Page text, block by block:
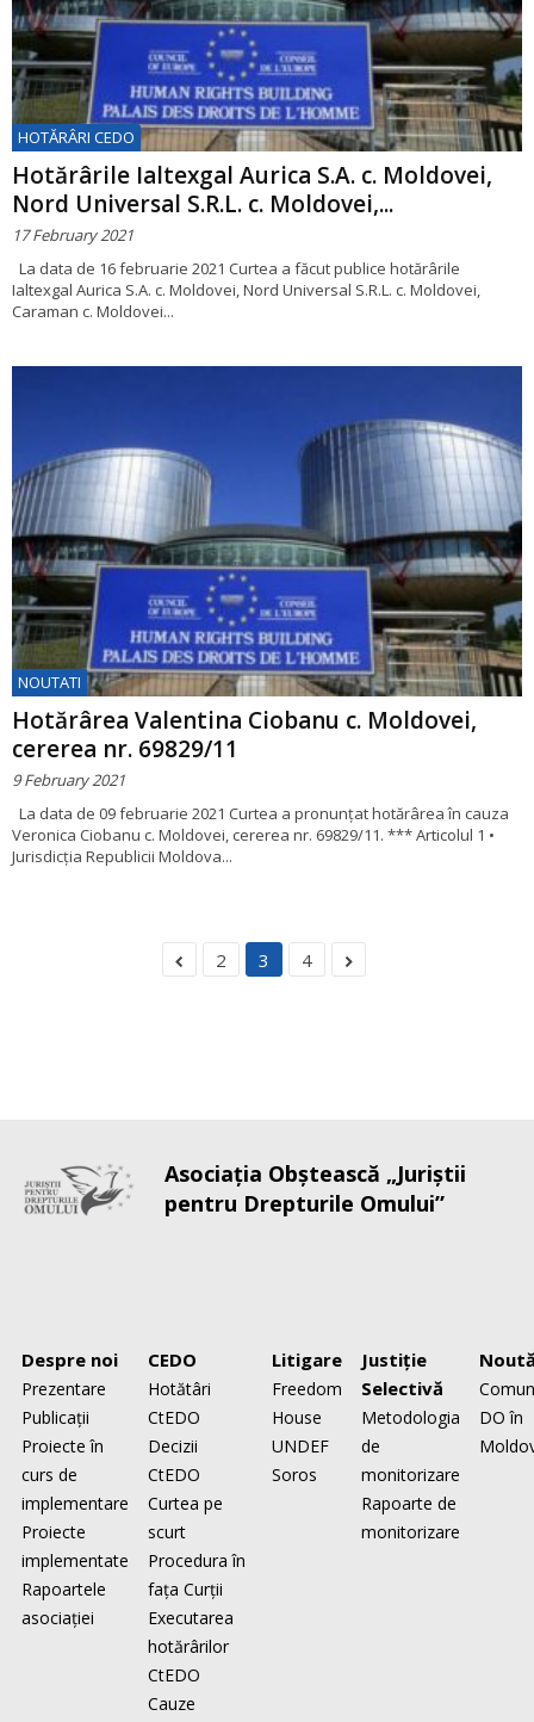
HOTĂRÂRI CEDO
Hotărârile Ialtexgal Aurica S.A. c. Moldovei,
Nord Universal S.R.L. c. Moldovei,...
17 February 2021
La data de 16 februarie 2021 Curtea a făcut publice hotărârile
Ialtexgal Aurica S.A. c. Moldovei, Nord Universal S.R.L. c. Moldovei,
Caraman c. Moldovei...
NOUTATI
Hotărârea Valentina Ciobanu c. Moldovei,
cererea nr. 69829/11
9 February 2021
La data de 09 februarie 2021 Curtea a pronunțat hotărârea în cauza
Veronica Ciobanu c. Moldovei, cererea nr. 69829/11. *** Articolul 1 •
Jurisdicția Republicii Moldova...
2 3 4
Asociaţia Obştească „Juriştii
pentru Drepturile Omului”
Despre noi
Prezentare
Publicaţii
Proiecte în
curs de
implementare
Proiecte
implementate
Rapoartele
asociaţiei
CEDO
Hotătâri
CtEDO
Decizii
CtEDO
Curtea pe
scurt
Procedura în
faţa Curţii
Executarea
hotărârilor
CtEDO
Cauze
Litigare
Freedom
House
UNDEF
Soros
Justiţie
Selectivă
Metodologia
de
monitorizare
Rapoarte de
monitorizare
DO în